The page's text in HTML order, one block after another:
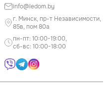
info@ledom.by
г. Минск, пр-т Независимости,
85в, пом 80а
пн-пт: 10:00-19:00,
сб-вс: 10:00-18:00